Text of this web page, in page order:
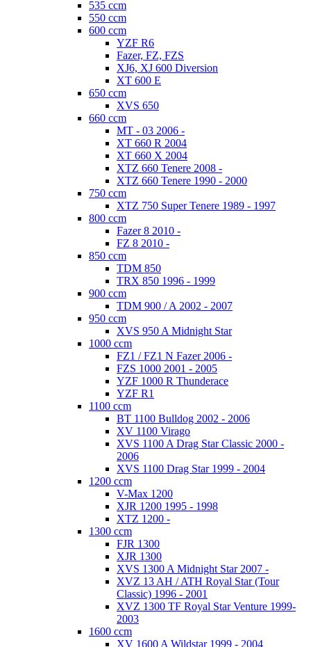
535 ccm
550 ccm
600 ccm
YZF R6
Fazer, FZ, FZS
XJ6, XJ 600 Diversion
XT 600 E
650 ccm
XVS 650
660 ccm
MT - 03 2006 -
XT 660 R 2004
XT 660 X 2004
XTZ 660 Tenere 2008 -
XTZ 660 Tenere 1990 - 2000
750 ccm
XTZ 750 Super Tenere 1989 - 1997
800 ccm
Fazer 8 2010 -
FZ 8 2010 -
850 ccm
TDM 850
TRX 850 1996 - 1999
900 ccm
TDM 900 / A 2002 - 2007
950 ccm
XVS 950 A Midnight Star
1000 ccm
FZ1 / FZ1 N Fazer 2006 -
FZS 1000 2001 - 2005
YZF 1000 R Thunderace
YZF R1
1100 ccm
BT 1100 Bulldog 2002 - 2006
XV 1100 Virago
XVS 1100 A Drag Star Classic 2000 -
2006
XVS 1100 Drag Star 1999 - 2004
1200 ccm
V-Max 1200
XJR 1200 1995 - 1998
XTZ 1200 -
1300 ccm
FJR 1300
XJR 1300
XVS 1300 A Midnight Star 2007 -
XVZ 13 AH / ATH Royal Star (Tour
Classic) 1996 - 2001
XVZ 1300 TF Royal Star Venture 1999-
2003
1600 ccm
XV 1600 A Wildstar 1999 - 2004